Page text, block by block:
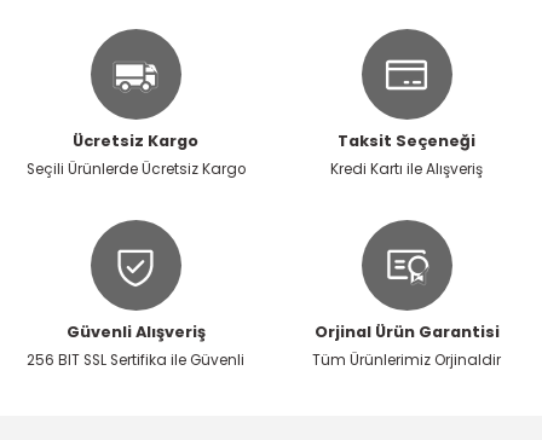
Ürün resmi kalitesiz, bozuk veya görüntülenemiyor.
Ürün açıklamasında eksik bilgiler bulunuyor.
Ürün bilgilerinde hatalar bulunuyor.
Ürün fiyatı diğer sitelerden daha pahalı.
Ücretsiz Kargo
Seçili Ürünlerde Ücretsiz Kargo
Taksit Seçeneği
Kredi Kartı ile Alışveriş
Güvenli Alışveriş
256 BIT SSL Sertifika ile Güvenli
Orjinal Ürün Garantisi
Tüm Ürünlerimiz Orjinaldir